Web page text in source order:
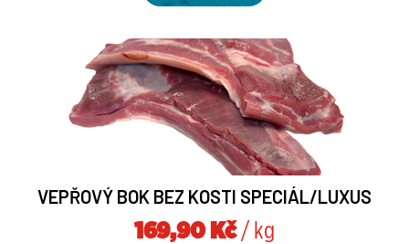
VEPŘOVÝ BOK BEZ KOSTI SPECIÁL/LUXUS
169,90 Kč/ kg